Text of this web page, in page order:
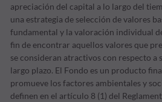
apreciación del capital a lo largo del
una estrategia de selección de valores
fundamental y la valoración individual
fin de encontrar aquellos valores que
se consideran atractivos con respecto a
largo plazo. El Fondo es un producto
promueve los factores ambientales y
definen en el artículo 8 (1) del